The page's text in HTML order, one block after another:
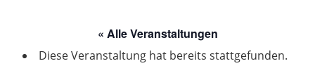
« Alle Veranstaltungen
Diese Veranstaltung hat bereits stattgefunden.